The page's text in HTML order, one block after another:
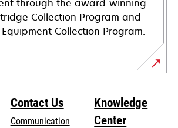
through the award-winning
Collection Program and
Collection Program.
Contact Us
Communication
Knowledge
Center